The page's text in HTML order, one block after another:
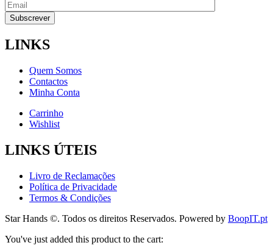
LINKS
Quem Somos
Contactos
Minha Conta
Carrinho
Wishlist
LINKS ÚTEIS
Livro de Reclamações
Política de Privacidade
Termos & Condições
Star Hands ©. Todos os direitos Reservados. Powered by BoopIT.pt
You've just added this product to the cart: